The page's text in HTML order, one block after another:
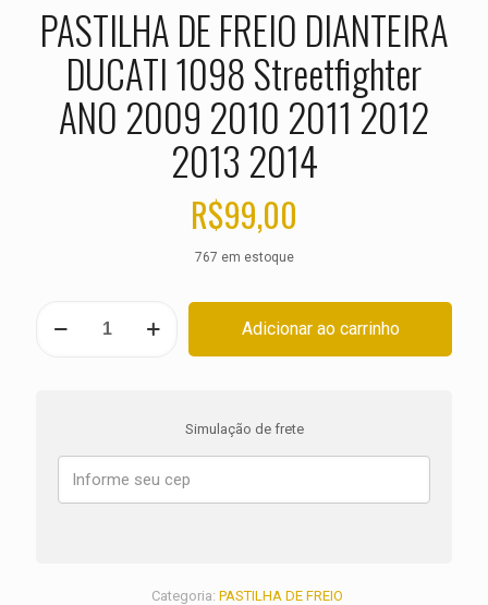
PASTILHA DE FREIO DIANTEIRA
DUCATI 1098 Streetfighter
ANO 2009 2010 2011 2012
2013 2014
R$99,00
767 em estoque
ANO
2010
Adicionar ao carrinho
Simulação de frete
Categoria: PASTILHA DE FREIO